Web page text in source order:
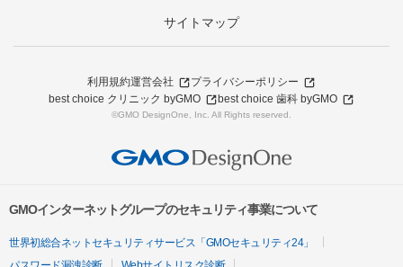
サイトマップ
利用規約運営会社
プライバシーポリシー
best choice クリニック byGMO
best choice 歯科 byGMO
©GMO DesignOne, Inc. All Rights reserved.
GMOインターネットグループのセキュリティ事業について
世界初総合ネットセキュリティサービス「GMOセキュリティ24」